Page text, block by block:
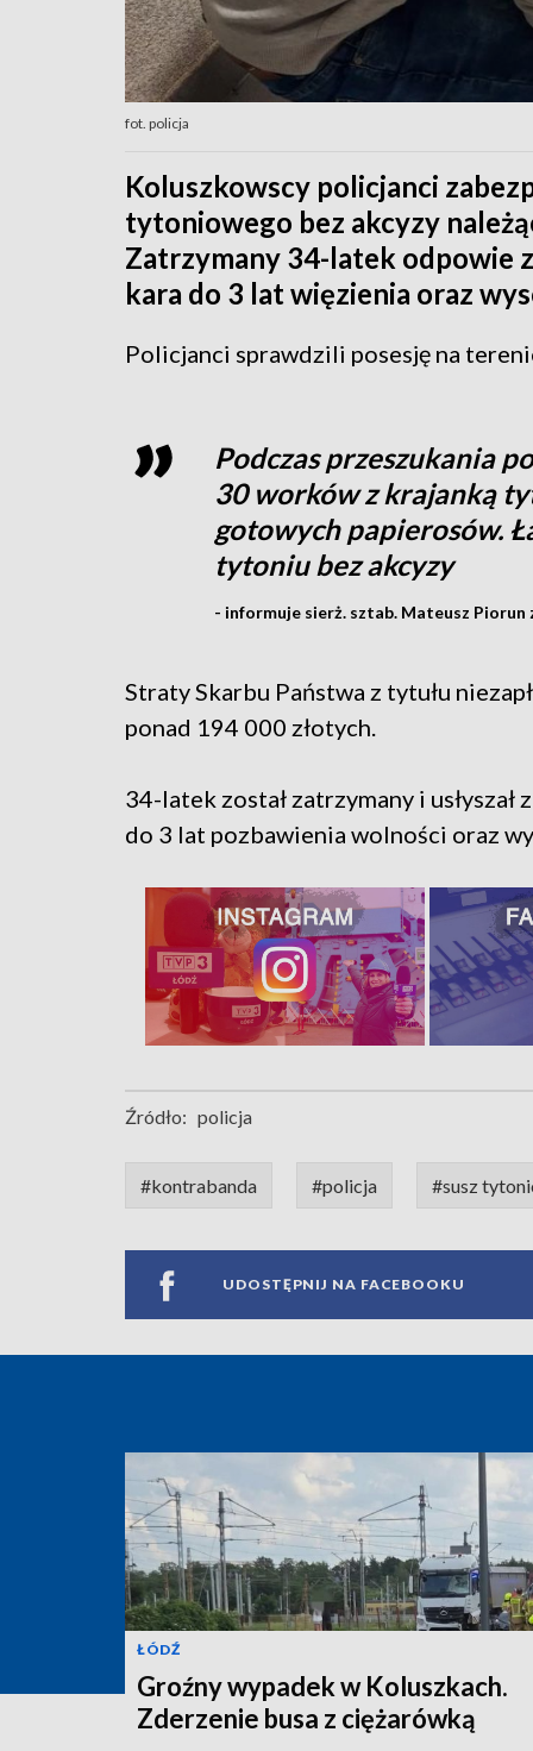
fot. policja
Koluszkowscy policjanci
tytoniowego bez akcyzy
Zatrzymany 34-latek odpowie
kara do 3 lat więzienia oraz
Policjanci sprawdzili posesję na
Podczas przeszukania
30 worków z krajanką
gotowych papierosów.
tytoniu bez akcyzy
- informuje sierż. sztab. Mateusz Piorun
Straty Skarbu Państwa z tytułu
ponad 194 000 złotych.
34-latek został zatrzymany i
do 3 lat pozbawienia wolności oraz
Źródło: policja
#kontrabanda #policja #susz
UDOSTĘPNIJ NA FACEBOOKU
ŁÓDŹ
Groźny wypadek w Koluszkach.
Zderzenie busa z ciężarówką